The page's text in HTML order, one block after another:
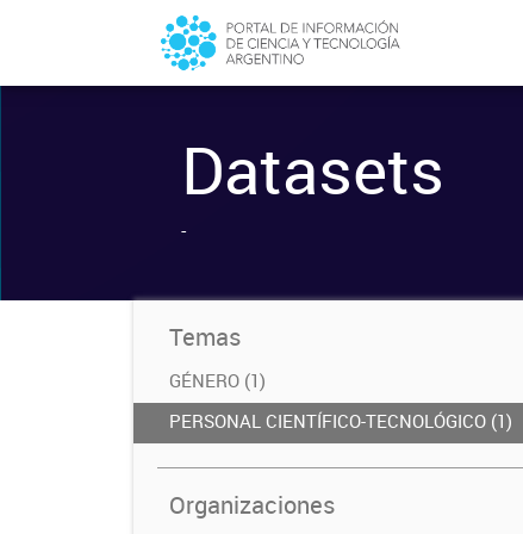
Datasets
-
Temas
GÉNERO (1)
PERSONAL CIENTÍFICO-TECNOLÓGICO (1)
Organizaciones